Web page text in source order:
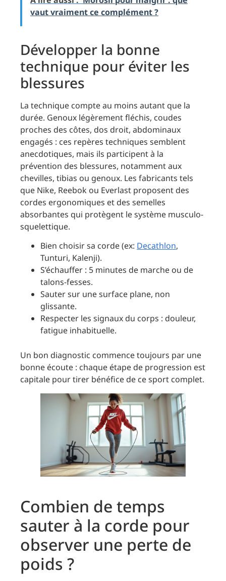
vaut vraiment ce complément ?
Développer la bonne
technique pour éviter les
blessures
La technique compte au moins autant que la
durée. Genoux légèrement fléchis, coudes
proches des côtes, dos droit, abdominaux
engagés : ces repères techniques semblent
anecdotiques, mais ils participent à la
prévention des blessures, notamment aux
chevilles, tibias ou genoux. Les fabricants tels
que Nike, Reebok ou Everlast proposent des
cordes ergonomiques et des semelles
absorbantes qui protègent le système musculo-
squelettique.
Bien choisir sa corde (ex: Decathlon,
Tunturi, Kalenji).
S’échauffer : 5 minutes de marche ou de
talons-fesses.
Sauter sur une surface plane, non
glissante.
Respecter les signaux du corps : douleur,
fatigue inhabituelle.
Un bon diagnostic commence toujours par une
bonne écoute : chaque étape de progression est
capitale pour tirer bénéfice de ce sport complet.
Combien de temps
sauter à la corde pour
observer une perte de
poids ?